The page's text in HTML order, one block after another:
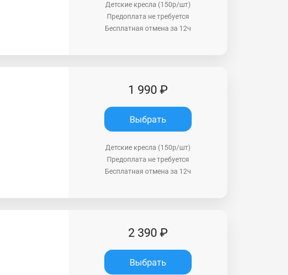
Детские кресла (150р/шт)
Предоплата не требуется
Бесплатная отмена за 12ч
1 990 ₽
Выбрать
Детские кресла (150р/шт)
Предоплата не требуется
Бесплатная отмена за 12ч
2 390 ₽
Выбрать